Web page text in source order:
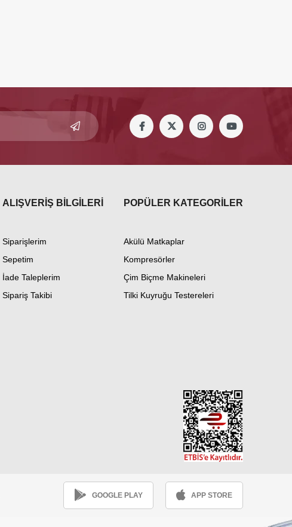
ALIŞVERİŞ BİLGİLERİ
Siparişlerim
Sepetim
İade Taleplerim
Sipariş Takibi
POPÜLER KATEGORİLER
Akülü Matkaplar
Kompresörler
Çim Biçme Makineleri
Tilki Kuyruğu Testereleri
GOOGLE PLAY APP STORE